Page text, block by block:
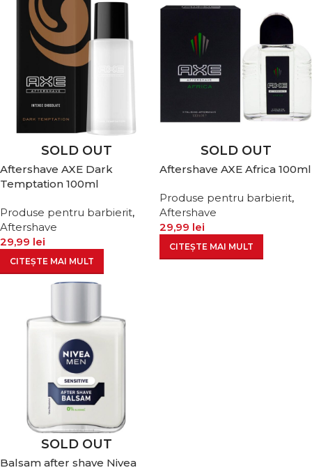
SOLD OUT
Aftershave AXE Dark
Temptation 100ml
Produse pentru barbierit,
Aftershave
29,99 lei
CITEȘTE MAI MULT
SOLD OUT
Aftershave AXE Africa 100ml
Produse pentru barbierit,
Aftershave
29,99 lei
CITEȘTE MAI MULT
SOLD OUT
Balsam after shave Nivea